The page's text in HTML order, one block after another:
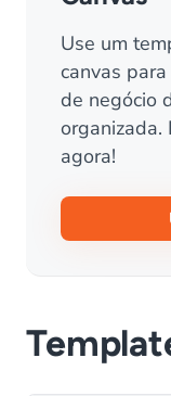
Use um
canvas
de negócio
organizada.
agora!